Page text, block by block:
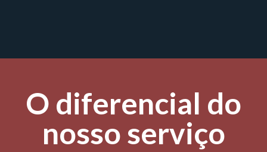
O diferencial do
nosso serviço